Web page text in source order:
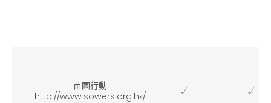
苗圃行動
http://www.sowers.org.hk/
√ √